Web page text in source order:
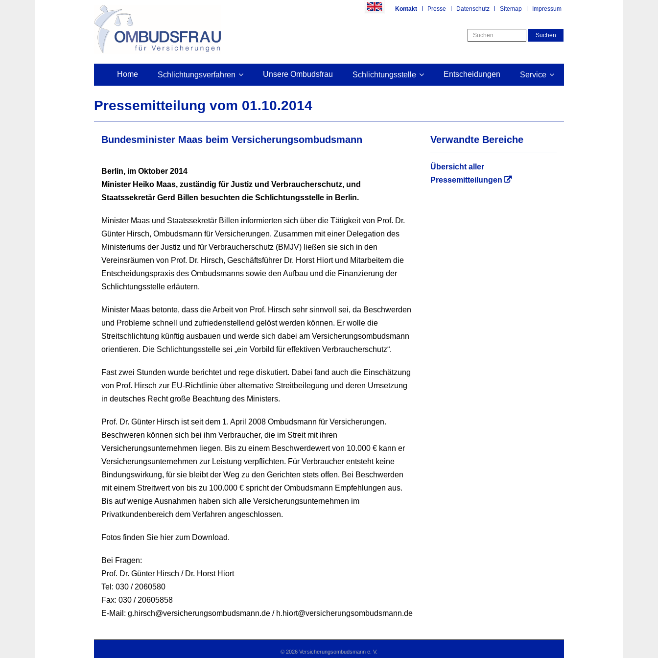
Kontakt Presse Datenschutz Sitemap Impressum
Home Schlichtungsverfahren Unsere Ombudsfrau Schlichtungsstelle Entscheidungen Service
Pressemitteilung vom 01.10.2014
Bundesminister Maas beim Versicherungsombudsmann
Berlin, im Oktober 2014
Minister Heiko Maas, zuständig für Justiz und Verbraucherschutz, und
Staatssekretär Gerd Billen besuchten die Schlichtungsstelle in Berlin.
Minister Maas und Staatssekretär Billen informierten sich über die Tätigkeit von Prof. Dr.
Günter Hirsch, Ombudsmann für Versicherungen. Zusammen mit einer Delegation des
Ministeriums der Justiz und für Verbraucherschutz (BMJV) ließen sie sich in den
Vereinsräumen von Prof. Dr. Hirsch, Geschäftsführer Dr. Horst Hiort und Mitarbeitern die
Entscheidungspraxis des Ombudsmanns sowie den Aufbau und die Finanzierung der
Schlichtungsstelle erläutern.
Minister Maas betonte, dass die Arbeit von Prof. Hirsch sehr sinnvoll sei, da Beschwerden
und Probleme schnell und zufriedenstellend gelöst werden können. Er wolle die
Streitschlichtung künftig ausbauen und werde sich dabei am Versicherungsombudsmann
orientieren. Die Schlichtungsstelle sei „ein Vorbild für effektiven Verbraucherschutz“.
Fast zwei Stunden wurde berichtet und rege diskutiert. Dabei fand auch die Einschätzung
von Prof. Hirsch zur EU-Richtlinie über alternative Streitbeilegung und deren Umsetzung
in deutsches Recht große Beachtung des Ministers.
Prof. Dr. Günter Hirsch ist seit dem 1. April 2008 Ombudsmann für Versicherungen.
Beschweren können sich bei ihm Verbraucher, die im Streit mit ihren
Versicherungsunternehmen liegen. Bis zu einem Beschwerdewert von 10.000 € kann er
Versicherungsunternehmen zur Leistung verpflichten. Für Verbraucher entsteht keine
Bindungswirkung, für sie bleibt der Weg zu den Gerichten stets offen. Bei Beschwerden
mit einem Streitwert von bis zu 100.000 € spricht der Ombudsmann Empfehlungen aus.
Bis auf wenige Ausnahmen haben sich alle Versicherungsunternehmen im
Privatkundenbereich dem Verfahren angeschlossen.
Fotos finden Sie hier zum Download.
Bei Fragen:
Prof. Dr. Günter Hirsch / Dr. Horst Hiort
Tel: 030 / 2060580
Fax: 030 / 20605858
E-Mail: g.hirsch@versicherungsombudsmann.de / h.hiort@versicherungsombudsmann.de
Verwandte Bereiche
Übersicht aller
Pressemitteilungen
© 2026 Versicherungsombudsmann e. V.